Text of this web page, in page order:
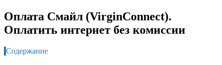
Оплата Смайл (VirginConnect).
Оплатить интернет без комиссии
Содержание